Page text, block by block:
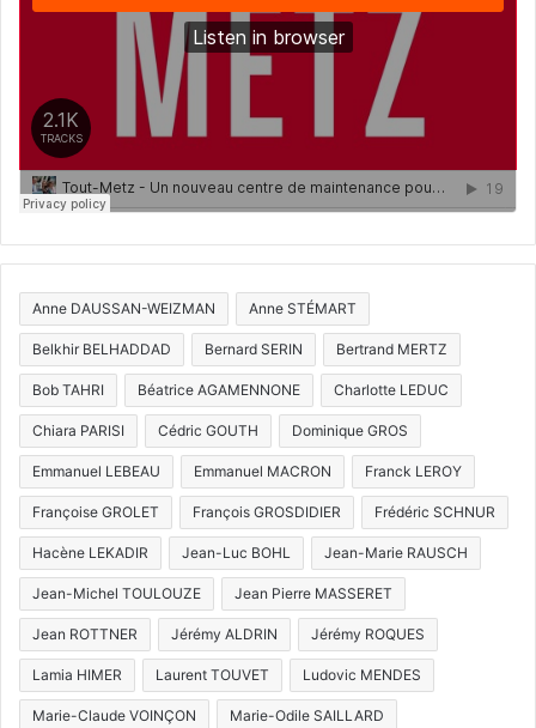
Anne DAUSSAN-WEIZMAN Anne STÉMART
Belkhir BELHADDAD Bernard SERIN Bertrand MERTZ
Bob TAHRI Béatrice AGAMENNONE Charlotte LEDUC
Chiara PARISI Cédric GOUTH Dominique GROS
Emmanuel LEBEAU Emmanuel MACRON Franck LEROY
Françoise GROLET François GROSDIDIER Frédéric SCHNUR
Hacène LEKADIR Jean-Luc BOHL Jean-Marie RAUSCH
Jean-Michel TOULOUZE Jean Pierre MASSERET
Jean ROTTNER Jérémy ALDRIN Jérémy ROQUES
Lamia HIMER Laurent TOUVET Ludovic MENDES
Marie-Claude VOINÇON Marie-Odile SAILLARD